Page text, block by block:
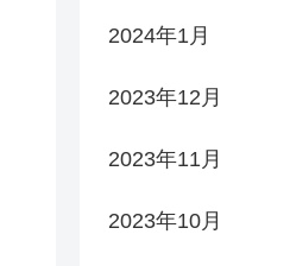
2024年1月
2023年12月
2023年11月
2023年10月